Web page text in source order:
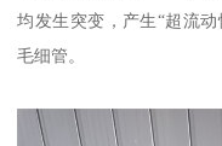
均发生突变，产生“超流
毛细管。